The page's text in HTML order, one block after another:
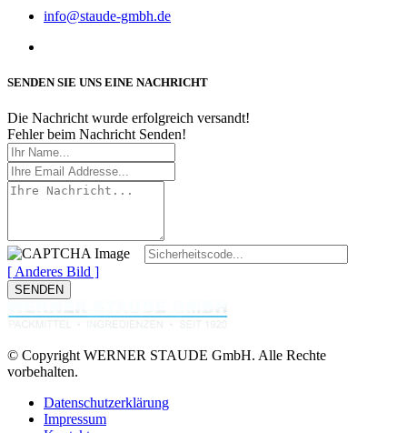
info@staude-gmbh.de
SENDEN SIE UNS EINE NACHRICHT
Die Nachricht wurde erfolgreich versandt!
Fehler beim Nachricht Senden!
[ Anderes Bild ]
© Copyright WERNER STAUDE GmbH. Alle Rechte
vorbehalten.
Datenschutzerklärung
Impressum